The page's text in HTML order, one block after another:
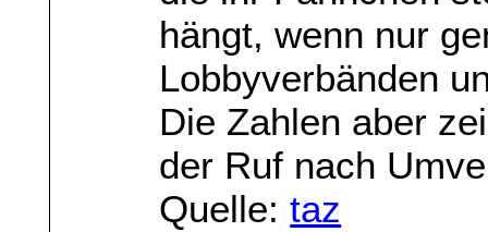
hängt, wenn nur
Lobbyverbänden
Die Zahlen aber
der Ruf nach
Quelle:taz